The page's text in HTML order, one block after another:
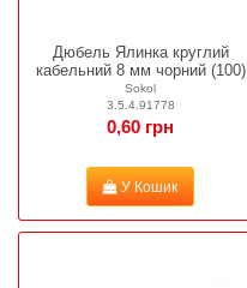
Дюбель Ялинка круглий
кабельний 8 мм чорний (100)
Sokol
3.5.4.91778
0,60 грн
У Кошик